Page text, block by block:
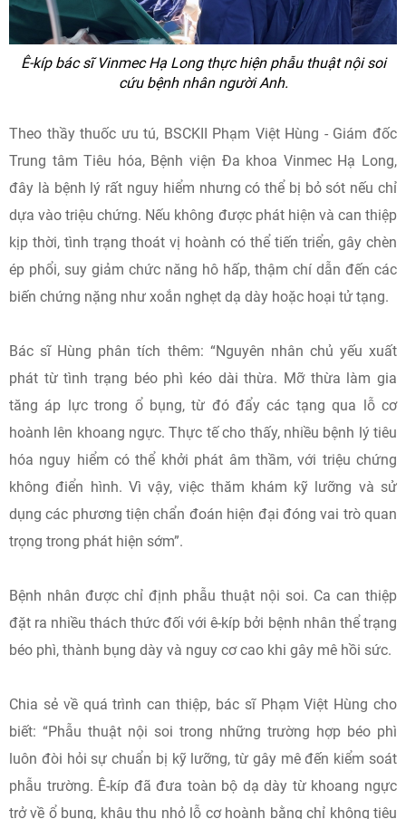
Ê-kíp bác sĩ Vinmec Hạ Long thực hiện phẫu thuật nội soi
cứu bệnh nhân người Anh.
Theo thầy thuốc ưu tú, BSCKII Phạm Việt Hùng - Giám đốc
Trung tâm Tiêu hóa, Bệnh viện Đa khoa Vinmec Hạ Long,
đây là bệnh lý rất nguy hiểm nhưng có thể bị bỏ sót nếu chỉ
dựa vào triệu chứng. Nếu không được phát hiện và can thiệp
kịp thời, tình trạng thoát vị hoành có thể tiến triển, gây chèn
ép phổi, suy giảm chức năng hô hấp, thậm chí dẫn đến các
biến chứng nặng như xoắn nghẹt dạ dày hoặc hoại tử tạng.
Bác sĩ Hùng phân tích thêm: “Nguyên nhân chủ yếu xuất
phát từ tình trạng béo phì kéo dài thừa. Mỡ thừa làm gia
tăng áp lực trong ổ bụng, từ đó đẩy các tạng qua lỗ cơ
hoành lên khoang ngực. Thực tế cho thấy, nhiều bệnh lý tiêu
hóa nguy hiểm có thể khởi phát âm thầm, với triệu chứng
không điển hình. Vì vậy, việc thăm khám kỹ lưỡng và sử
dụng các phương tiện chẩn đoán hiện đại đóng vai trò quan
trọng trong phát hiện sớm”.
Bệnh nhân được chỉ định phẫu thuật nội soi. Ca can thiệp
đặt ra nhiều thách thức đối với ê-kíp bởi bệnh nhân thể trạng
béo phì, thành bụng dày và nguy cơ cao khi gây mê hồi sức.
Chia sẻ về quá trình can thiệp, bác sĩ Phạm Việt Hùng cho
biết: “Phẫu thuật nội soi trong những trường hợp béo phì
luôn đòi hỏi sự chuẩn bị kỹ lưỡng, từ gây mê đến kiểm soát
phẫu trường. Ê-kíp đã đưa toàn bộ dạ dày từ khoang ngực
trở về ổ bụng, khâu thu nhỏ lỗ cơ hoành bằng chỉ không tiêu